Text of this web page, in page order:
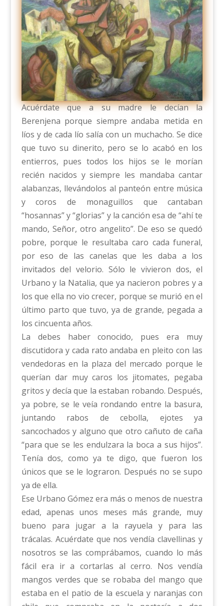
Acuérdate que a su madre le decían la
Berenjena porque siempre andaba metida en
líos y de cada lío salía con un muchacho. Se dice
que tuvo su dinerito, pero se lo acabó en los
entierros, pues todos los hijos se le morían
recién nacidos y siempre les mandaba cantar
alabanzas, llevándolos al panteón entre música
y coros de monaguillos que cantaban
“hosannas” y “glorias” y la canción esa de “ahí te
mando, Señor, otro angelito”. De eso se quedó
pobre, porque le resultaba caro cada funeral,
por eso de las canelas que les daba a los
invitados del velorio. Sólo le vivieron dos, el
Urbano y la Natalia, que ya nacieron pobres y a
los que ella no vio crecer, porque se murió en el
último parto que tuvo, ya de grande, pegada a
los cincuenta años.
La debes haber conocido, pues era muy
discutidora y cada rato andaba en pleito con las
vendedoras en la plaza del mercado porque le
querían dar muy caros los jitomates, pegaba
gritos y decía que la estaban robando. Después,
ya pobre, se le veía rondando entre la basura,
juntando rabos de cebolla, ejotes ya
sancochados y alguno que otro cañuto de caña
“para que se les endulzara la boca a sus hijos”.
Tenía dos, como ya te digo, que fueron los
únicos que se le lograron. Después no se supo
ya de ella.
Ese Urbano Gómez era más o menos de nuestra
edad, apenas unos meses más grande, muy
bueno para jugar a la rayuela y para las
trácalas. Acuérdate que nos vendía clavellinas y
nosotros se las comprábamos, cuando lo más
fácil era ir a cortarlas al cerro. Nos vendía
mangos verdes que se robaba del mango que
estaba en el patio de la escuela y naranjas con